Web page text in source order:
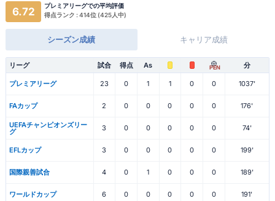
6.72
プレミアリーグでの平均評価
得点ランク : 414位 (425人中)
シーズン成績 キャリア成績
リーグ 試合 得点 As PEN 分
プレミアリーグ 23 0 1 1 0 0 1037'
FAカップ 2 0 0 0 0 0 176'
UEFAチャンピオンズリー
グ 3 0 0 0 0 0 74'
EFLカップ 3 0 0 0 0 0 199'
国際親善試合 4 0 1 0 0 0 189'
ワールドカップ 6 0 0 0 0 0 191'